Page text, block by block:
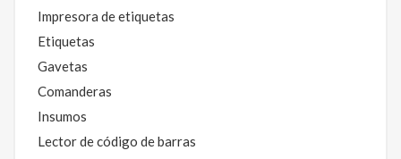
Impresora de etiquetas
Etiquetas
Gavetas
Comanderas
Insumos
Lector de código de barras